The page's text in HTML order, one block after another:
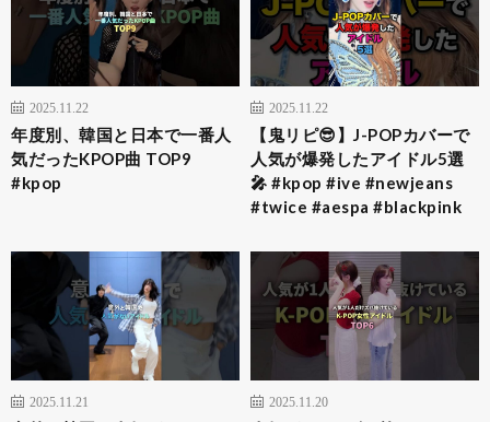
2025.11.22
年度別、韓国と日本で一番人
気だったKPOP曲 TOP9
#kpop
2025.11.22
【鬼リピ😎】J-POPカバーで
人気が爆発したアイドル5選
🎤 #kpop #ive #newjeans
#twice #aespa #blackpink
2025.11.21 2025.11.20